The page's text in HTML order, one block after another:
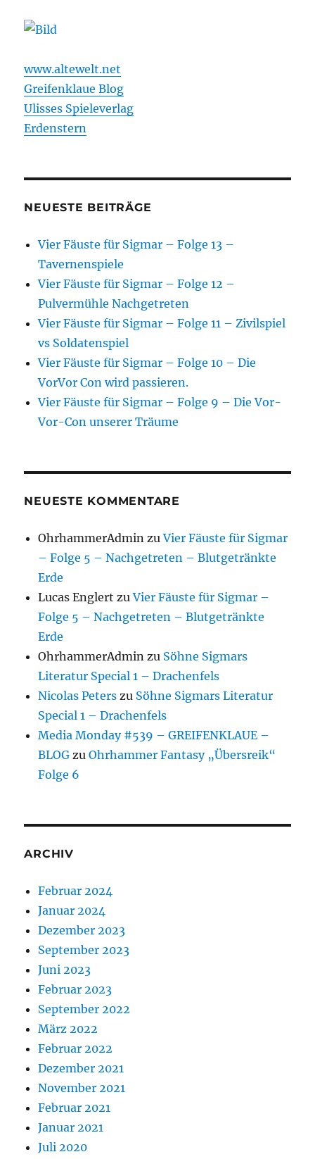
www.altewelt.net
Greifenklaue Blog
Ulisses Spieleverlag
Erdenstern
NEUESTE BEITRÄGE
Vier Fäuste für Sigmar – Folge 13 –
Tavernenspiele
Vier Fäuste für Sigmar – Folge 12 –
Pulvermühle Nachgetreten
Vier Fäuste für Sigmar – Folge 11 – Zivilspiel
vs Soldatenspiel
Vier Fäuste für Sigmar – Folge 10 – Die
VorVor Con wird passieren.
Vier Fäuste für Sigmar – Folge 9 – Die Vor-
Vor-Con unserer Träume
NEUESTE KOMMENTARE
OhrhammerAdmin zuVier Fäuste für Sigmar
– Folge 5 – Nachgetreten – Blutgetränkte
Erde
Lucas Englert zuVier Fäuste für Sigmar –
Folge 5 – Nachgetreten – Blutgetränkte
Erde
OhrhammerAdmin zu Söhne Sigmars
Literatur Special 1 – Drachenfels
Nicolas Peters zu Söhne Sigmars Literatur
Special 1 – Drachenfels
Media Monday #539 – GREIFENKLAUE –
BLOG zuOhrhammer Fantasy „Übersreik“
Folge 6
ARCHIV
Februar 2024
Januar 2024
Dezember 2023
September 2023
Juni 2023
Februar 2023
September 2022
März 2022
Februar 2022
Dezember 2021
November 2021
Februar 2021
Januar 2021
Juli 2020